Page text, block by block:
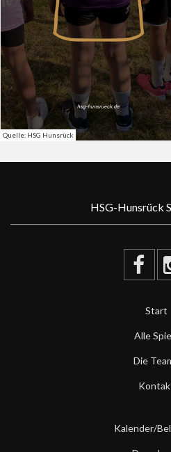
Quelle: HSG Hunsrück
HSG-Hunsrück
Start
Alle
Die
Kalender/